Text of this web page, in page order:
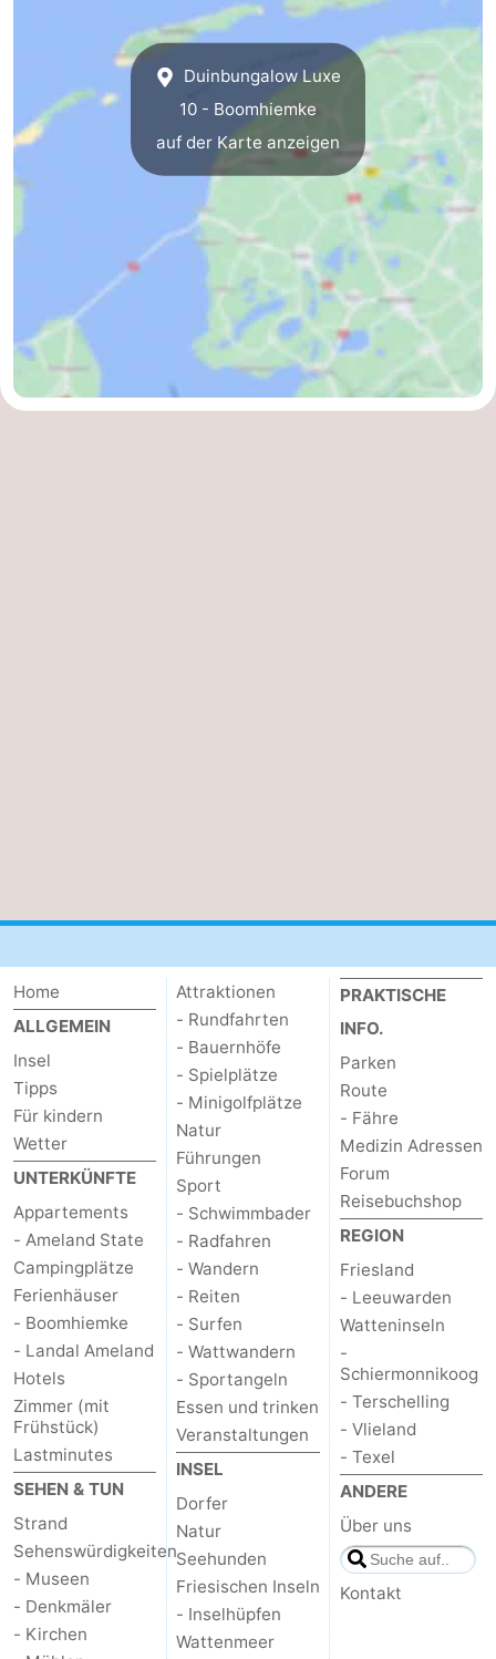
Duinbungalow Luxe
10 - Boomhiemke
auf der Karte anzeigen
Home
ALLGEMEIN
Insel
Tipps
Für kindern
Wetter
UNTERKÜNFTE
Appartements
- Ameland State
Campingplätze
Ferienhäuser
- Boomhiemke
- Landal Ameland
Hotels
Zimmer (mit
Frühstück)
Lastminutes
SEHEN & TUN
Strand
Sehenswürdigkeiten
- Museen
- Denkmäler
- Kirchen
Attraktionen
- Rundfahrten
- Bauernhöfe
- Spielplätze
- Minigolfplätze
Natur
Führungen
Sport
- Schwimmbader
- Radfahren
- Wandern
- Reiten
- Surfen
- Wattwandern
- Sportangeln
Essen und trinken
Veranstaltungen
INSEL
Dorfer
Natur
Seehunden
Friesischen Inseln
- Inselhüpfen
Wattenmeer
PRAKTISCHE
INFO.
Parken
Route
- Fähre
Medizin Adressen
Forum
Reisebuchshop
REGION
Friesland
- Leeuwarden
Watteninseln
-
Schiermonnikoog
- Terschelling
- Vlieland
- Texel
ANDERE
Über uns
Kontakt